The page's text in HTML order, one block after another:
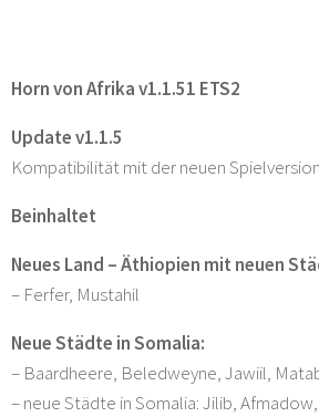
Horn von Afrika v1.1.51 ETS2
Update v1.1.5
Kompatibilität mit der neuen
Beinhaltet
Neues Land – Äthiopien mit neuen
– Ferfer, Mustahil
Neue Städte in Somalia:
– Baardheere, Beledweyne, Jawiil,
– neue Städte in Somalia: Jilib,